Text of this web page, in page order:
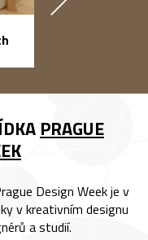
PRAGUE
Design Week je v
v kreativním designu
a studií.